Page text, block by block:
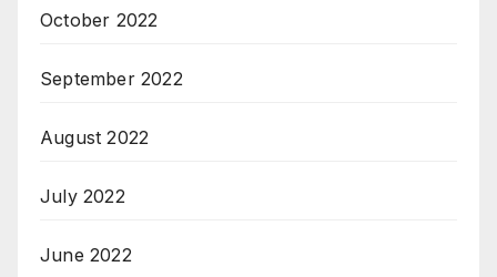
October 2022
September 2022
August 2022
July 2022
June 2022